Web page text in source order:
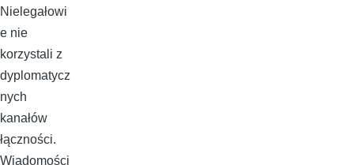
Nielegałowi
e nie
korzystali z
dyplomatycz
nych
kanałów
łączności.
Wiadomości